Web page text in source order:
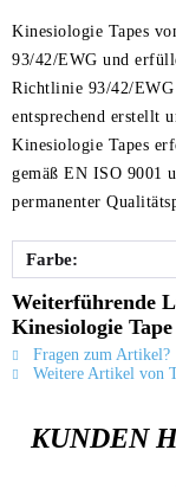
Kinesiologie Tapes
93/42/EWG und
Richtlinie 93/42/
entsprechend erstellt
Kinesiologie Tapes
gemäß EN ISO 9001
permanenter
Farbe:
Weiterführende
Kinesiologie
Fragen zum Artikel?
Weitere Artikel von
KUNDEN